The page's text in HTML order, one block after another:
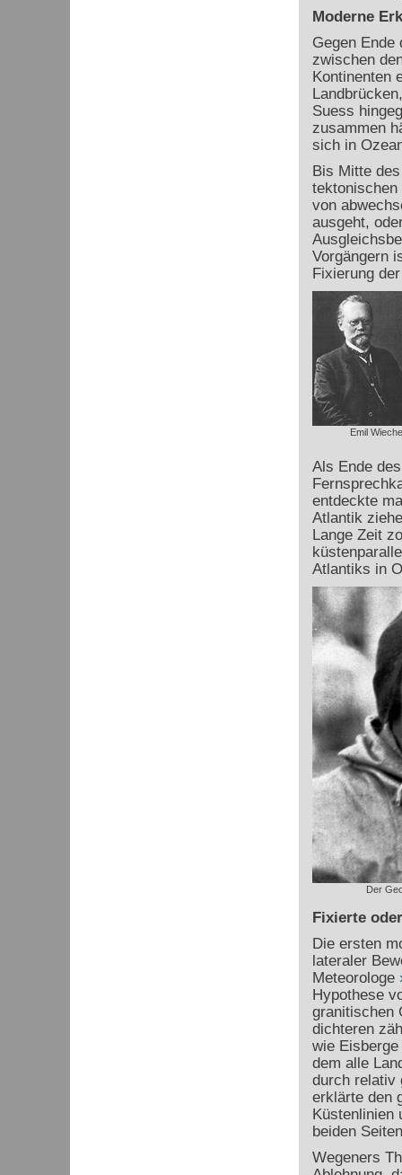
Moderne
Gegen Ende
zwischen
Kontinenten
Suess
zusammen
sich in
Bis Mitte
tektonischen
von
ausgeht,
Vorgängern
Fixierung
Emil
Als Ende
entdeckte
Atlantik
Lange Zeit
Atlantiks in
Der
Fixierte
Die ersten
lateraler
Meteorologe
Hypothese
granitischen
dichteren
wie
dem alle
durch relativ
erklärte den
Küstenlinien
beiden
Wegeners